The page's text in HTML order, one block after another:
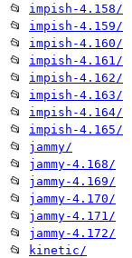
📂 impish-4.158/
📂 impish-4.159/
📂 impish-4.160/
📂 impish-4.161/
📂 impish-4.162/
📂 impish-4.163/
📂 impish-4.164/
📂 impish-4.165/
📂 jammy/
📂 jammy-4.168/
📂 jammy-4.169/
📂 jammy-4.170/
📂 jammy-4.171/
📂 jammy-4.172/
📂
kinetic/